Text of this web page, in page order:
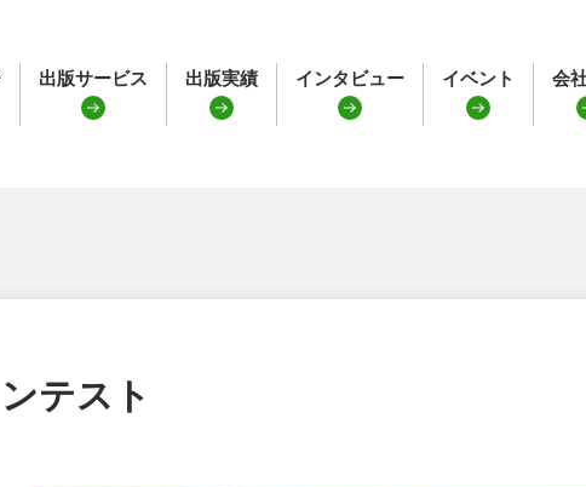
出版サービス 出版実績 インタビュー イベント 会
テスト